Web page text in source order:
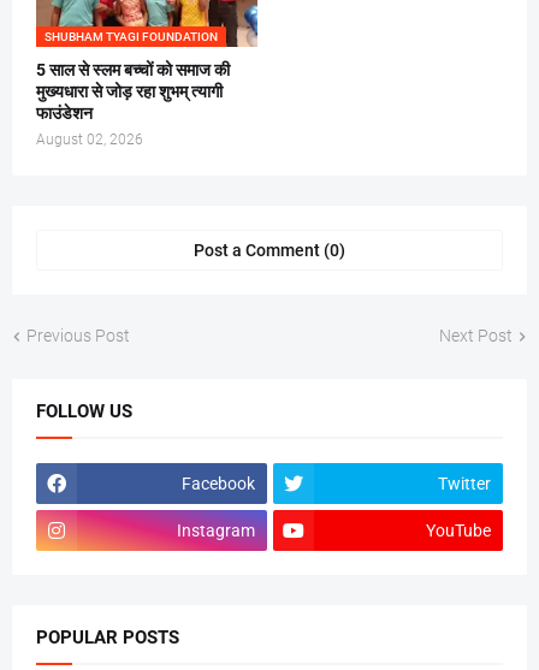
SHUBHAM TYAGI FOUNDATION
5 साल से स्लम बच्चों को समाज की
मुख्यधारा से जोड़ रहा शुभम् त्यागी
फाउंडेशन
August 02, 2026
Post a Comment (0)
Previous Post Next Post
FOLLOW US
Facebook Twitter
Instagram YouTube
POPULAR POSTS